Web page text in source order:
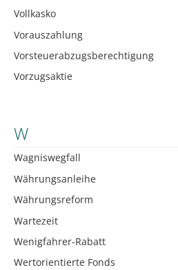
Vollkasko
Vorauszahlung
Vorsteuerabzugsberechtigung
Vorzugsaktie
W
Wagniswegfall
Währungsanleihe
Währungsreform
Wartezeit
Wenigfahrer-Rabatt
Wertorientierte Fonds